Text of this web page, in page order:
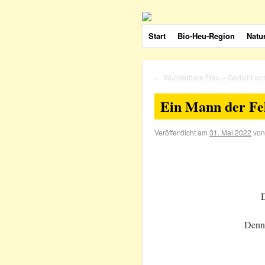
Start Bio-Heu-Region
← Wunderbare Frau – Gedicht
Ein Mann der
Veröffentlicht am 31. Mai 2022 von